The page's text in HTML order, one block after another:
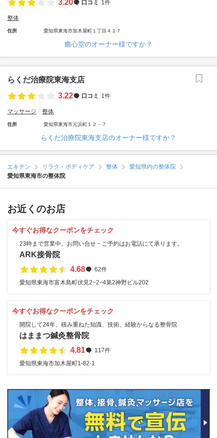
3.20
口コミ 1件
整体
住所 愛知県東海市加木屋町１丁目４２７
癒心堂のオーナー様ですか？
らくだ治療院東海支店
3.22
口コミ 1件
マッサージ 整体
住所 愛知県東海市元浜町１２－７
らくだ治療院東海支店のオーナー様ですか？
エキテン リラク・ボディケア 整体
愛知県内の整体院
愛知県東海市の整体院
お近くのお店
今すぐお得なクーポンをチェック
23時まで営業中。お問い合せ・ご予約はお電話にて承ります。
ARK接骨院
4.68
62件
愛知県東海市富木島町伏見2−2−4第2神野ビル202
今すぐお得なクーポンをチェック
開院して24年、積み重ねた知識、技術、経験からなる整骨院
はままつ鍼灸整骨院
4.81
117件
愛知県東海市加木屋町1-82-1